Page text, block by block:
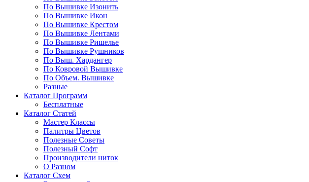
По Вышивке Изонить
По Вышивке Икон
По Вышивке Крестом
По Вышивке Лентами
По Вышивке Ришелье
По Вышивке Рушников
По Выш. Хардангер
По Ковровой Вышивке
По Объем. Вышивке
Разные
Каталог Программ
Бесплатные
Каталог Статей
Мастер Классы
Палитры Цветов
Полезные Советы
Полезный Софт
Производители ниток
О Разном
Каталог Схем